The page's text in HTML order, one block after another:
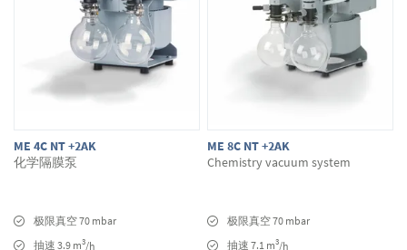
ME 4C NT +2AK
化学隔膜泵
极限真空 70 mbar
抽速 3.9 m3/h
ME 8C NT +2AK
Chemistry vacuum system
极限真空 70 mbar
抽速 7.1 m3/h